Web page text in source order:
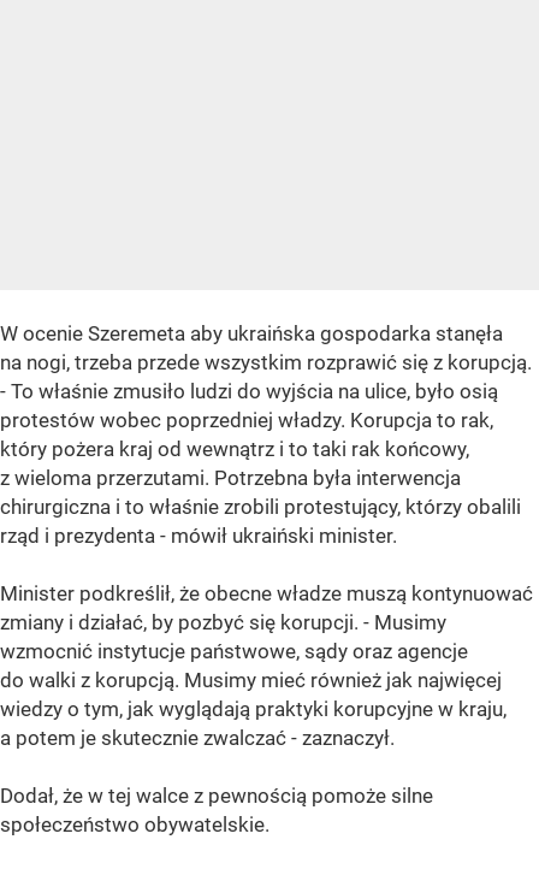
W ocenie Szeremeta aby ukraińska gospodarka stanęła
na nogi, trzeba przede wszystkim rozprawić się z korupcją.
- To właśnie zmusiło ludzi do wyjścia na ulice, było osią
protestów wobec poprzedniej władzy. Korupcja to rak,
który pożera kraj od wewnątrz i to taki rak końcowy,
z wieloma przerzutami. Potrzebna była interwencja
chirurgiczna i to właśnie zrobili protestujący, którzy obalili
rząd i prezydenta - mówił ukraiński minister.
Minister podkreślił, że obecne władze muszą kontynuować
zmiany i działać, by pozbyć się korupcji. - Musimy
wzmocnić instytucje państwowe, sądy oraz agencje
do walki z korupcją. Musimy mieć również jak najwięcej
wiedzy o tym, jak wyglądają praktyki korupcyjne w kraju,
a potem je skutecznie zwalczać - zaznaczył.
Dodał, że w tej walce z pewnością pomoże silne
społeczeństwo obywatelskie.